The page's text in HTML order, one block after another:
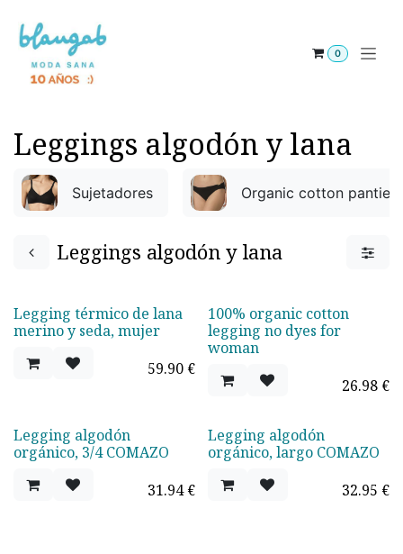
0
Leggings algodón y lana
Sujetadores Organic cotton
Leggings algodón y lana
Legging térmico de lana
merino y seda, mujer
59.90 €
100% organic cotton
legging no dyes for
woman
26.98 €
Legging algodón
orgánico, 3/4 COMAZO
31.94€
Legging algodón
orgánico, largo COMAZO
32.95 €